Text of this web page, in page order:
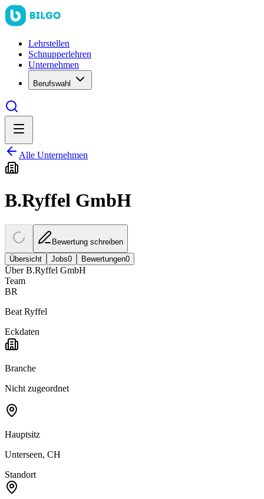
Lehrstellen
Schnupperlehren
Unternehmen
Berufswahl
Alle Unternehmen
B.Ryffel GmbH
Bewertung schreiben
Übersicht
Jobs0 Bewertungen0
ÜberB.Ryffel GmbH
Team
BR
Beat Ryffel
Eckdaten
Branche
Nicht zugeordnet
Hauptsitz
Unterseen, CH
Standort